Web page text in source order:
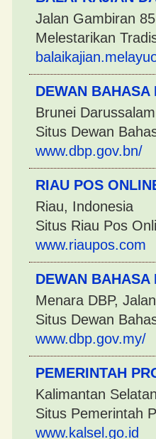
Jalan Gambiran
Melestarikan
DEWAN BAHASA
Brunei Darussalam
Situs Dewan
www.dbp.gov.bn/
RIAU POS
Riau, Indonesia
Situs Riau Pos
www.riaupos.com
DEWAN BAHASA
Menara DBP,
Situs Dewan
www.dbp.gov.my/
PEMERINTAH
Kalimantan
Situs Pemerintah
www.kalsel.go.id